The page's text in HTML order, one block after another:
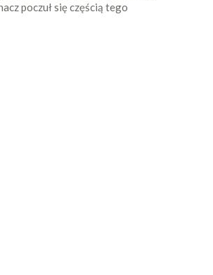
poczuł się częścią tego